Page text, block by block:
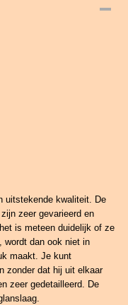
uitstekende kwaliteit. De
zeer gevarieerd en
is meteen duidelijk of ze
wordt dan ook niet in
maakt. Je kunt
zonder dat hij uit elkaar
zeer gedetailleerd. De